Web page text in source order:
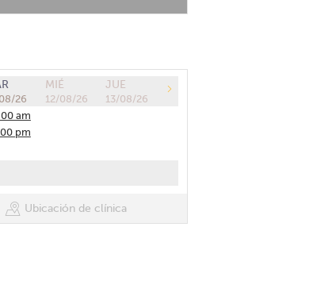
26
am
pm
MIÉ
12/08/26
JUE
13/08/26
Ubicación de clínica